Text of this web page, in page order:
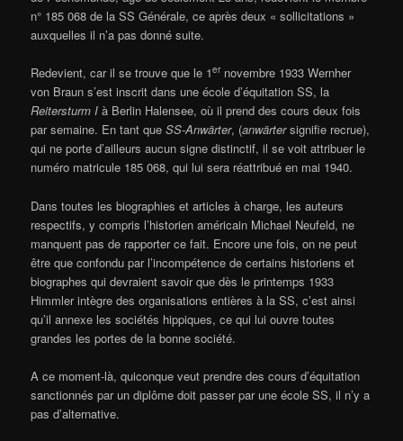
n° 185 068 de la SS Générale, ce après deux « sollicitations »
auxquelles il n’a pas donné suite.
Redevient, car il se trouve que le 1ernovembre 1933 Wernher
von Braun s’est inscrit dans une école d’équitation SS, la
Reitersturm I à Berlin Halensee, où il prend des cours deux fois
par semaine. En tant queSS-Anwärter, (anwärtersignifie recrue),
qui ne porte d’ailleurs aucun signe distinctif, il se voit attribuer le
numéro matricule 185 068, qui lui sera réattribué en mai 1940.
Dans toutes les biographies et articles à charge, les auteurs
respectifs, y compris l’historien américain Michael Neufeld, ne
manquent pas de rapporter ce fait. Encore une fois, on ne peut
être que confondu par l’incompétence de certains historiens et
biographes qui devraient savoir que dès le printemps 1933
Himmler intègre des organisations entières à la SS, c’est ainsi
qu’il annexe les sociétés hippiques, ce qui lui ouvre toutes
grandes les portes de la bonne société.
A ce moment-là, quiconque veut prendre des cours d’équitation
sanctionnés par un diplôme doit passer par une école SS, il n’y a
pas d’alternative.